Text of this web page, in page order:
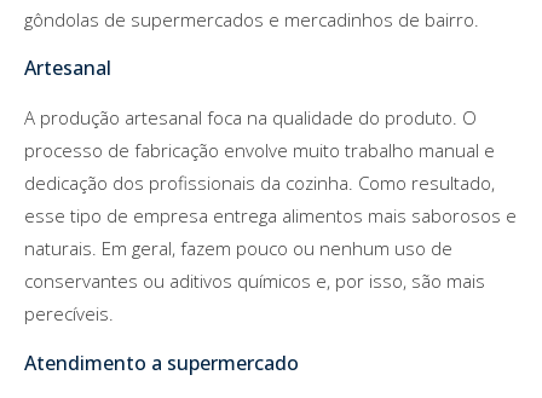
gôndolas de supermercados e mercadinhos de bairro.
Artesanal
A produção artesanal foca na qualidade do produto. O
processo de fabricação envolve muito trabalho manual e
dedicação dos profissionais da cozinha. Como resultado,
esse tipo de empresa entrega alimentos mais saborosos e
naturais. Em geral, fazem pouco ou nenhum uso de
conservantes ou aditivos químicos e, por isso, são mais
perecíveis.
Atendimento a supermercado